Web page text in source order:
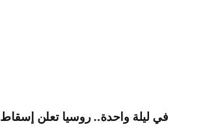
في ليلة واحدة.. روسيا تعلن إسقاط 45 مسيرة أوكرانية